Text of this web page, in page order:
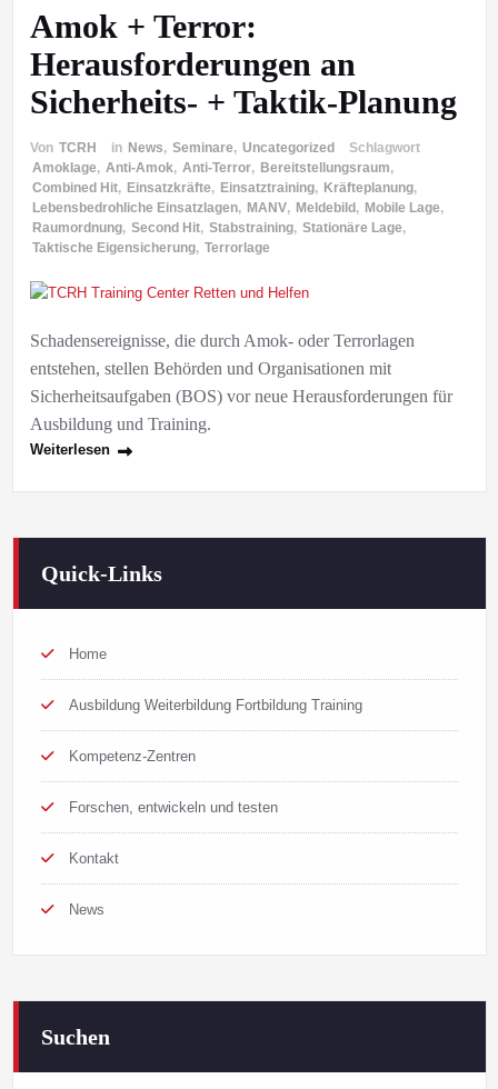
Amok + Terror:
Herausforderungen an
Sicherheits- + Taktik-Planung
Von TCRH in News, Seminare, Uncategorized
Schlagwort
Amoklage, Anti-Amok, Anti-Terror, Bereitstellungsraum,
Combined Hit, Einsatzkräfte, Einsatztraining, Kräfteplanung,
Lebensbedrohliche Einsatzlagen, MANV, Meldebild, Mobile Lage,
Raumordnung, Second Hit, Stabstraining, Stationäre Lage,
Taktische Eigensicherung, Terrorlage
Schadensereignisse, die durch Amok- oder Terrorlagen
entstehen, stellen Behörden und Organisationen mit
Sicherheitsaufgaben (BOS) vor neue Herausforderungen für
Ausbildung und Training.
Weiterlesen
Quick-Links
Home
Ausbildung Weiterbildung Fortbildung Training
Kompetenz-Zentren
Forschen, entwickeln und testen
Kontakt
News
Suchen